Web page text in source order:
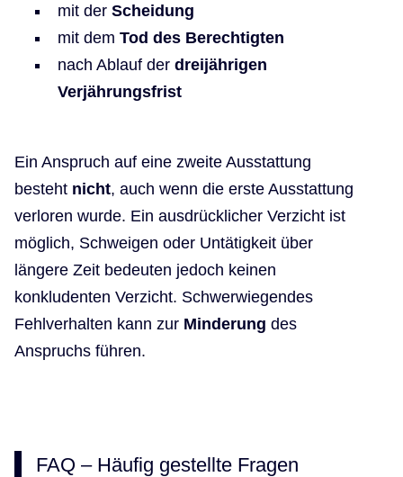
mit der Scheidung
mit dem Tod des Berechtigten
nach Ablauf der dreijährigen
Verjährungsfrist
Ein Anspruch auf eine zweite Ausstattung
besteht nicht, auch wenn die erste Ausstattung
verloren wurde. Ein ausdrücklicher Verzicht ist
möglich, Schweigen oder Untätigkeit über
längere Zeit bedeuten jedoch keinen
konkludenten Verzicht. Schwerwiegendes
Fehlverhalten kann zur Minderung des
Anspruchs führen.
FAQ – Häufig gestellte Fragen